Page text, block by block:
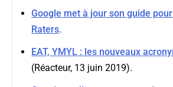
Google met à jour son guide
Raters.
EAT, YMYL : les nouveaux
(Réacteur, 13 juin 2019).